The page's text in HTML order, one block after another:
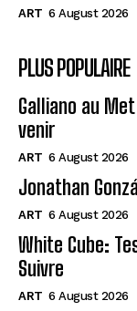
ART 6 August 2026
PLUS POPULAIRE
Galliano au
venir
ART 6 August 2026
Jonathan
ART 6 August 2026
White Cube:
Suivre
ART 6 August 2026